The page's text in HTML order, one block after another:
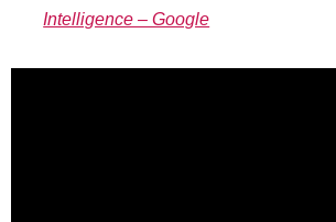
Intelligence – Google